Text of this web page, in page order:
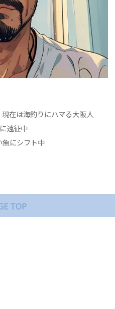
在は海釣りにハマる大阪人
遠征中
にシフト中
TOP